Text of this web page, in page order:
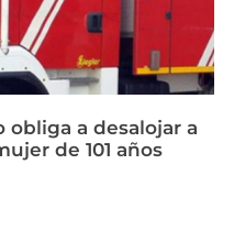
obliga a desalojar a
de 101 años